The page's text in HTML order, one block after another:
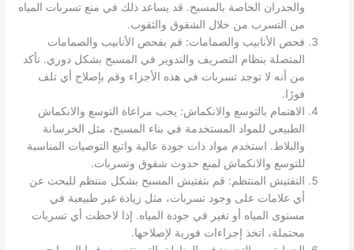
والجدران الخاصة بالمسبح. قد يساعد ذلك في منع تسربات المياه
من التسرب من خلال الشقوق والثقوب.
فحص الأنابيب والصمامات: قم بفحص الأنابيب والصمامات
المتصلة بنظام التصريف والتدوير في المسبح بشكل دوري. تأكد
من أنه لا توجد تسربات في هذه الأجزاء وقم بإصلاح أي تلف
فورًا.
الاهتمام بالتوسع والانكماش: يجب مراعاة التوسع والانكماش
الطبيعي للمواد المستخدمة في بناء المسبح، مثل الخرسانة
والبلاط. استخدم مواد ذات جودة عالية واتبع التوصيات المناسبة
للتوسع والانكماش لمنع حدوث شقوق وتسربات.
التفتيش المنتظم: قم بتفتيش المسبح بشكل منتظم للبحث عن
أي علامات على وجود تسربات، مثل زيادة غير طبيعية في
مستوى المياه أو تغير في جودة المياه. إذا لاحظت أي تسربات
محتملة، اتخذ إجراءات فورية لإصلاحها.